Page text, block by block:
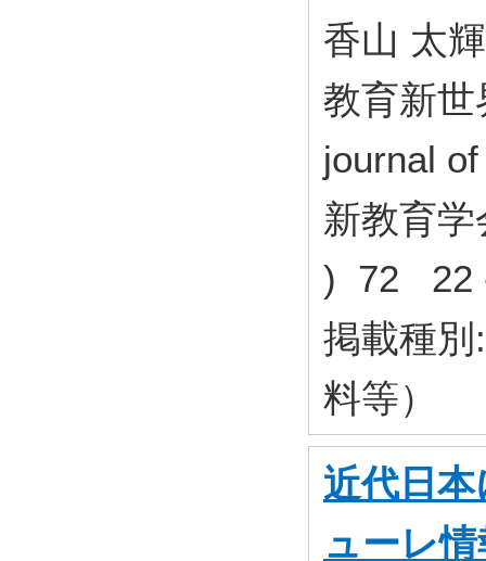
香山 太輝
教育新世
journal
新教育
) 72 22
掲載種
料等）
近代日
ューレ